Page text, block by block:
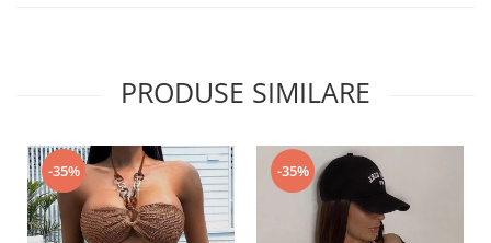
PRODUSE SIMILARE
-35% -35%